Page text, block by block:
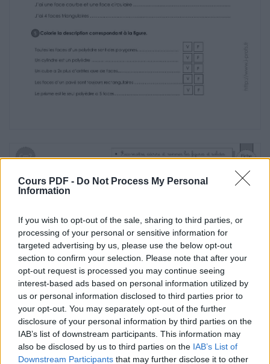
Cours PDF - Do Not Process My Personal
Information
If you wish to opt-out of the sale, sharing to third parties, or
processing of your personal or sensitive information for
targeted advertising by us, please use the below opt-out
section to confirm your selection. Please note that after your
opt-out request is processed you may continue seeing
interest-based ads based on personal information utilized by
us or personal information disclosed to third parties prior to
your opt-out. You may separately opt-out of the further
disclosure of your personal information by third parties on the
IAB’s list of downstream participants. This information may
also be disclosed by us to third parties on the IAB’s List of
Downstream Participants that may further disclose it to other
………………….
………………….
………………….
………………….
………………….
………………….
………………….
………………….
pavé
cube
pyramide